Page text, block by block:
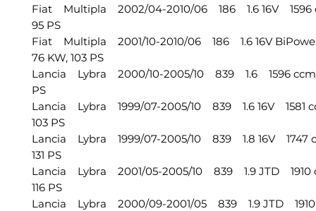
Fiat Multipla 2002/04-2010/06 186 1.6 16V 1596
95 PS
Fiat Multipla 2001/10-2010/06 186 1.6 16V
76 KW, 103 PS
Lancia Lybra 2000/10-2005/10 839 1.6 1596 ccm,
PS
Lancia Lybra 1999/07-2005/10 839 1.6 16V 1581
103 PS
Lancia Lybra 1999/07-2005/10 839 1.8 16V 1747
131 PS
Lancia Lybra 2001/05-2005/10 839 1.9 JTD 1910
116 PS
Lancia Lybra 2000/09-2001/05 839 1.9 JTD 1910